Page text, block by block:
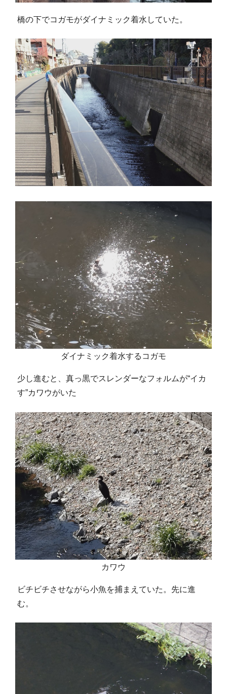
橋の下でコガモがダイナミック着水していた。
ダイナミック着水するコガモ
少し進むと、真っ黒でスレンダーなフォルムが“イカ
す”カワウがいた
カワウ
ビチビチさせながら小魚を捕まえていた。先に進
む。